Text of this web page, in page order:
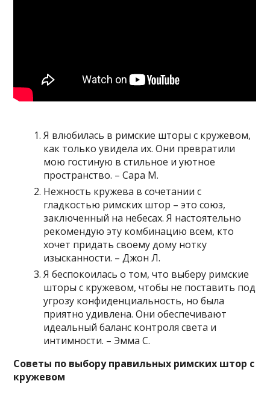
Я влюбилась в римские шторы с кружевом,
как только увидела их. Они превратили
мою гостиную в стильное и уютное
пространство. – Сара М.
Нежность кружева в сочетании с
гладкостью римских штор – это союз,
заключенный на небесах. Я настоятельно
рекомендую эту комбинацию всем, кто
хочет придать своему дому нотку
изысканности. – Джон Л.
Я беспокоилась о том, что выберу римские
шторы с кружевом, чтобы не поставить под
угрозу конфиденциальность, но была
приятно удивлена. Они обеспечивают
идеальный баланс контроля света и
интимности. – Эмма С.
Советы по выбору правильных римских штор с
кружевом